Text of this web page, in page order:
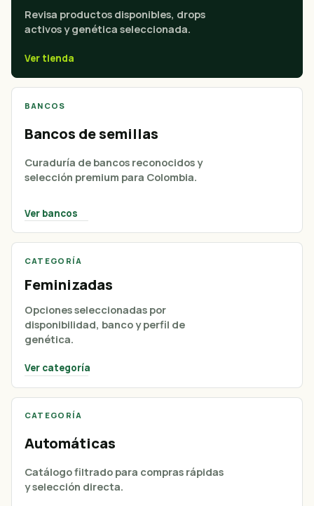
Revisa productos disponibles, drops
activos y genética seleccionada.
Ver tienda
BANCOS
Bancos de semillas
Curaduría de bancos reconocidos y
selección premium para Colombia.
Ver bancos
CATEGORÍA
Feminizadas
Opciones seleccionadas por
disponibilidad, banco y perfil de
genética.
Ver categoría
CATEGORÍA
Automáticas
Catálogo filtrado para compras rápidas
y selección directa.